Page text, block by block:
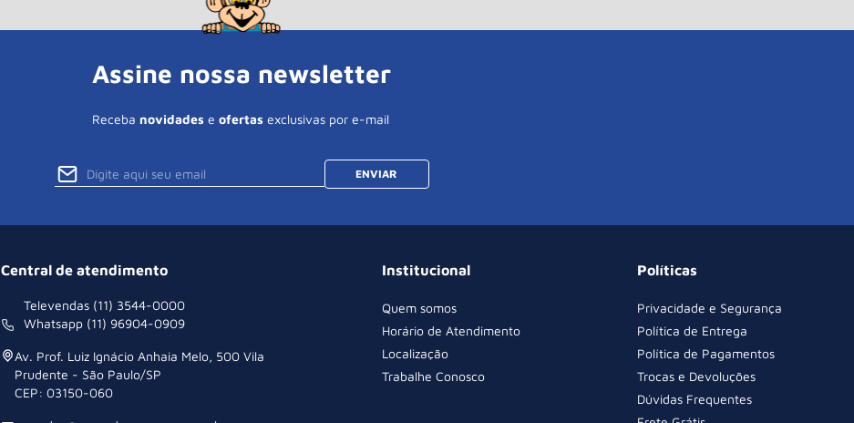
Assine nossa newsletter
Receba novidades e ofertas exclusivas por e-mail
ENVIAR
Central de atendimento
Televendas (11) 3544-0000
Whatsapp (11) 96904-0909
Av. Prof. Luiz Ignácio Anhaia Melo, 500 Vila
Prudente - São Paulo/SP
CEP: 03150-060
Institucional
Quem somos
Horário de Atendimento
Localização
Trabalhe Conosco
Políticas
Privacidade e Segurança
Política de Entrega
Política de Pagamentos
Trocas e Devoluções
Dúvidas Frequentes